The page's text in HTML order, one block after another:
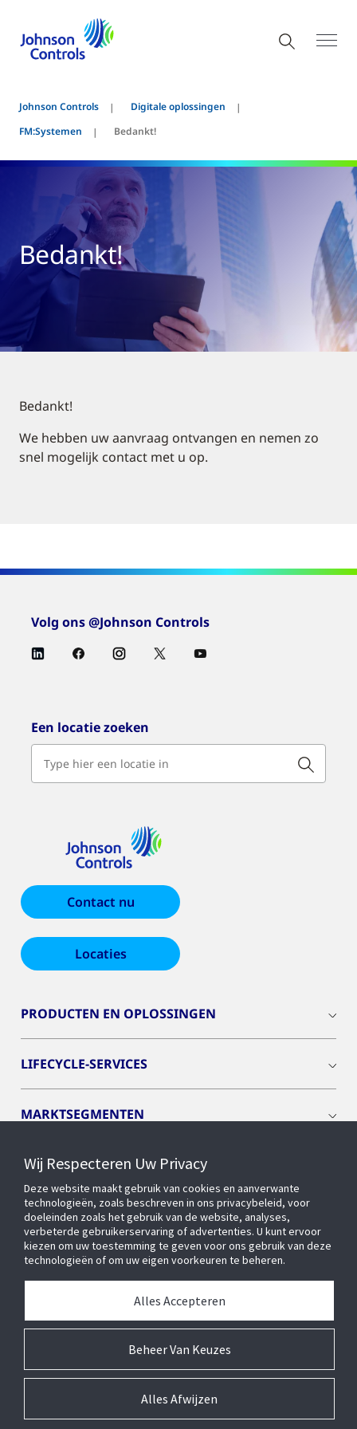
Johnson Controls
Digitale oplossingen
FM:Systemen
Bedankt!
Bedankt!
Bedankt!
We hebben uw aanvraag ontvangen en nemen zo
snel mogelijk contact met u op.
Volg ons @Johnson Controls
Een locatie zoeken
Contact nu
Locaties
PRODUCTEN EN OPLOSSINGEN
LIFECYCLE-SERVICES
MARKTSEGMENTEN
CYBER SOLUTIONS
OPENBLUE
SLIMME GEBOUWEN
Wij Respecteren Uw Privacy
Deze website maakt gebruik van cookies en aanverwante
technologieën, zoals beschreven in ons privacybeleid, voor
doeleinden zoals het gebruik van de website, analyses,
verbeterde gebruikerservaring of advertenties. U kunt ervoor
kiezen om uw toestemming te geven voor ons gebruik van deze
technologieën of om uw eigen voorkeuren te beheren.
Beheer Van Keuzes
Alles Accepteren
Alles Afwijzen